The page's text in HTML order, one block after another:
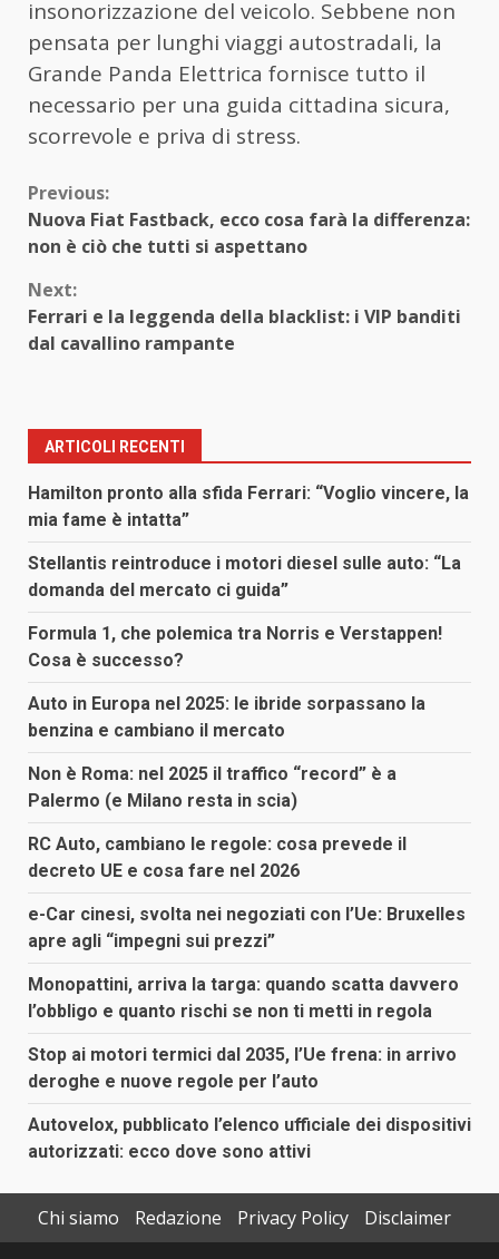
insonorizzazione del veicolo. Sebbene non
pensata per lunghi viaggi autostradali, la
Grande Panda Elettrica fornisce tutto il
necessario per una guida cittadina sicura,
scorrevole e priva di stress.
Continue
Reading
Previous:
Nuova Fiat Fastback, ecco cosa farà la differenza:
non è ciò che tutti si aspettano
Next:
Ferrari e la leggenda della blacklist: i VIP banditi
dal cavallino rampante
ARTICOLI RECENTI
Hamilton pronto alla sfida Ferrari: “Voglio vincere, la
mia fame è intatta”
Stellantis reintroduce i motori diesel sulle auto: “La
domanda del mercato ci guida”
Formula 1, che polemica tra Norris e Verstappen!
Cosa è successo?
Auto in Europa nel 2025: le ibride sorpassano la
benzina e cambiano il mercato
Non è Roma: nel 2025 il traffico “record” è a
Palermo (e Milano resta in scia)
RC Auto, cambiano le regole: cosa prevede il
decreto UE e cosa fare nel 2026
e-Car cinesi, svolta nei negoziati con l’Ue: Bruxelles
apre agli “impegni sui prezzi”
Monopattini, arriva la targa: quando scatta davvero
l’obbligo e quanto rischi se non ti metti in regola
Stop ai motori termici dal 2035, l’Ue frena: in arrivo
deroghe e nuove regole per l’auto
Autovelox, pubblicato l’elenco ufficiale dei dispositivi
autorizzati: ecco dove sono attivi
Chi siamo Redazione Privacy Policy
Disclaimer